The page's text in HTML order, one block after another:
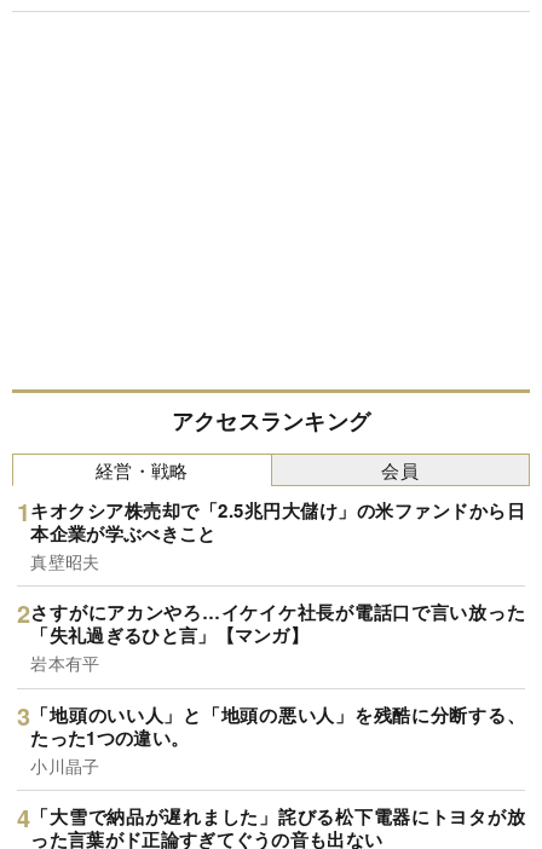
アクセスランキング
経営・戦略
キオクシア株売却で「2.5兆円大儲け」の米ファンドから日
本企業が学ぶべきこと
真壁昭夫
さすがにアカンやろ…イケイケ社長が電話口で言い放った
「失礼過ぎるひと言」【マンガ】
岩本有平
「地頭のいい人」と「地頭の悪い人」を残酷に分断する、
たった1つの違い。
小川晶子
「大雪で納品が遅れました」詫びる松下電器にトヨタが放
った言葉がド正論すぎてぐうの音も出ない
会員